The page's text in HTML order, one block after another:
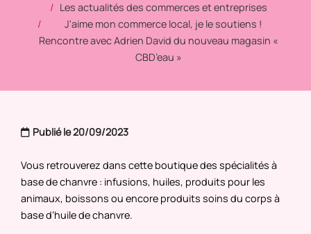
Les actualités des commerces et entreprises
J'aime mon commerce local, je le soutiens !
Rencontre avec Adrien David du nouveau magasin «
CBD’eau »
Publié le 20/09/2023
Vous retrouverez dans cette boutique des spécialités à
base de chanvre : infusions, huiles, produits pour les
animaux, boissons ou encore produits soins du corps à
base d’huile de chanvre.